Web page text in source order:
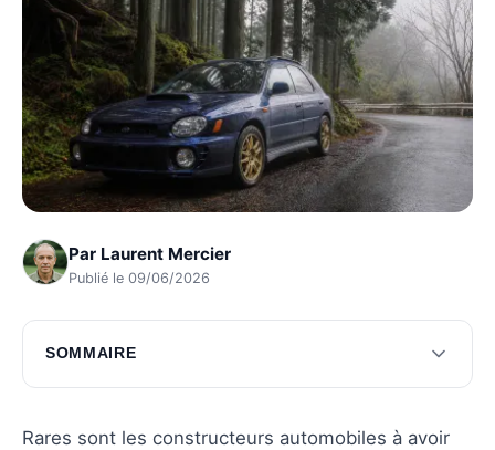
Par Laurent Mercier
Publié le 09/06/2026
SOMMAIRE
L'histoire de Subaru
Les valeurs fondamentales de Subaru
Rares sont les constructeurs automobiles à avoir